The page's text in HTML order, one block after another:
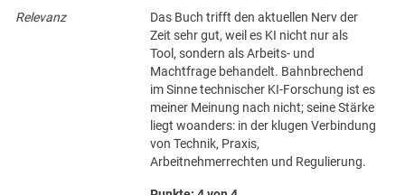
Relevanz
Das Buch trifft den aktuellen Nerv der
Zeit sehr gut, weil es KI nicht nur als
Tool, sondern als Arbeits- und
Machtfrage behandelt. Bahnbrechend
im Sinne technischer KI-Forschung ist es
meiner Meinung nach nicht; seine Stärke
liegt woanders: in der klugen Verbindung
von Technik, Praxis,
Arbeitnehmerrechten und Regulierung.